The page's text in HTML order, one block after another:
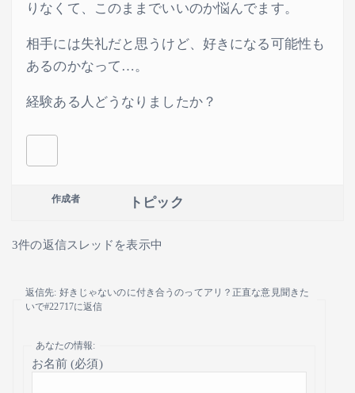
りなくて、このままでいいのか悩んでます。
相手には失礼だと思うけど、好きになる可能性も
あるのかなって…。
経験ある人どうなりましたか？
作成者 トピック
3件の返信スレッドを表示中
返信先: 好きじゃないのに付き合うのってアリ？正直な意見聞きた
いで#22717に返信
あなたの情報:
お名前 (必須)